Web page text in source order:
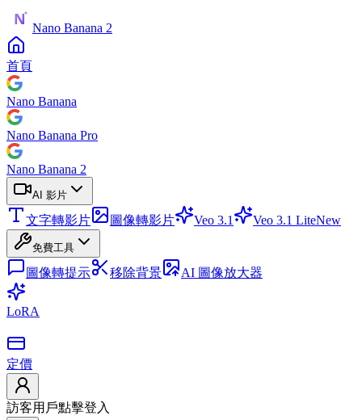
Nano Banana 2
首頁
Nano Banana
Nano Banana Pro
Nano Banana 2
AI 影片
文字轉影片 圖像轉影片 Veo 3.1 Veo 3.1 LiteNew
免費工具
圖像轉提示 移除背景 AI 圖像放大器
LoRA
定價
訪客用戶點擊登入